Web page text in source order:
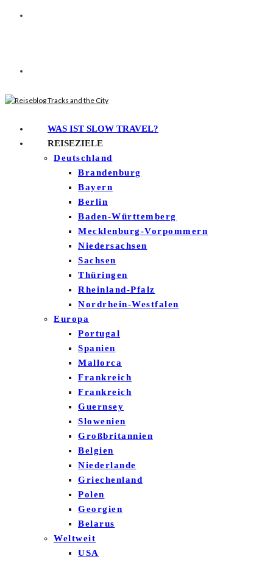
WAS IST SLOW TRAVEL?
REISEZIELE
Deutschland
Brandenburg
Bayern
Berlin
Baden-Württemberg
Mecklenburg-Vorpommern
Niedersachsen
Sachsen
Thüringen
Rheinland-Pfalz
Nordrhein-Westfalen
Europa
Portugal
Spanien
Mallorca
Frankreich
Frankreich
Guernsey
Slowenien
Großbritannien
Belgien
Niederlande
Griechenland
Polen
Georgien
Belarus
Weltweit
USA